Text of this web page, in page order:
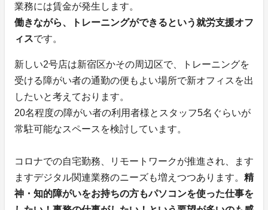
業務には賃金が発生します。
働きながら、トレーニングができるという就労支援オフ
ィスです。
新しい2号店は新宿区かその周辺区で、トレーニングを
受ける障がい者の通勤の便もよい場所で新オフィスを出
したいと考えております。
20名程度の障がい者の利用者様とスタッフ5名ぐらいが
常駐可能なスペースを検討しています。
コロナでの自宅勤務、リモートワークが推進され、ます
ますデジタル関連業務のニーズも増えつつあります。 精
神・知的障がいをお持ちの方もパソコンを使った仕事を